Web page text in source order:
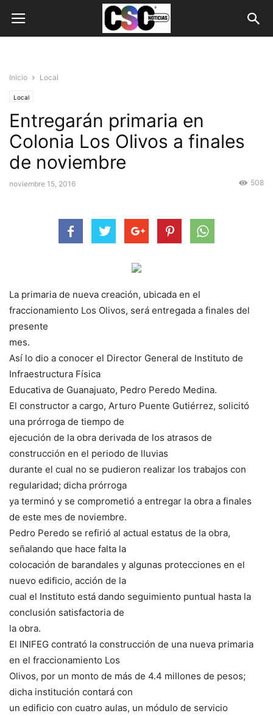
Inicio Local
Local
Entregarán primaria en
Colonia Los Olivos a finales
de noviembre
noviembre 15, 2016 508
La primaria de nueva creación, ubicada en el
fraccionamiento Los Olivos, será entregada a finales del
presente
mes.
Así lo dio a conocer el Director General de Instituto de
Infraestructura Física
Educativa de Guanajuato, Pedro Peredo Medina.
El constructor a cargo, Arturo Puente Gutiérrez, solicitó
una prórroga de tiempo de
ejecución de la obra derivada de los atrasos de
construcción en el periodo de lluvias
durante el cual no se pudieron realizar los trabajos con
regularidad; dicha prórroga
ya terminó y se comprometió a entregar la obra a finales
de este mes de noviembre.
Pedro Peredo se refirió al actual estatus de la obra,
señalando que hace falta la
colocación de barandales y algunas protecciones en el
nuevo edificio, acción de la
cual el Instituto está dando seguimiento puntual hasta la
conclusión satisfactoria de
la obra.
El INIFEG contrató la construcción de una nueva primaria
en el fraccionamiento Los
Olivos, por un monto de más de 4.4 millones de pesos;
dicha institución contará con
un edificio con cuatro aulas, un módulo de servicio